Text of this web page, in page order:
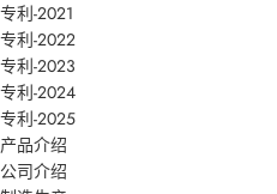
专利-2021
专利-2022
专利-2023
专利-2024
专利-2025
产品介绍
公司介绍